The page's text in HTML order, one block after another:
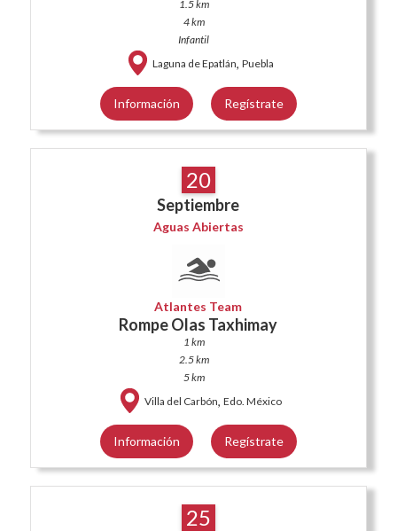
1.5 km
4 km
Infantil
Laguna de Epatlán, Puebla
Información Regístrate
20
Septiembre
Aguas Abiertas
Atlantes Team
Rompe Olas Taxhimay
1 km
2.5 km
5 km
Villa del Carbón, Edo. México
Información Regístrate
25